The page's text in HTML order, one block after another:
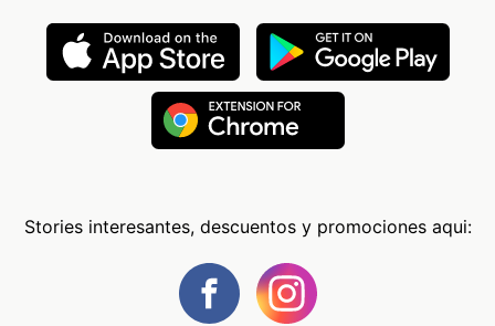
Stories interesantes, descuentos y promociones aqui: